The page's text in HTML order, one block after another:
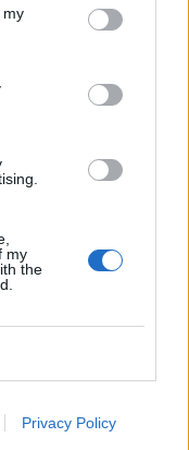
my
my
the
Privacy Policy
amerikai
os mínuszban
belüli